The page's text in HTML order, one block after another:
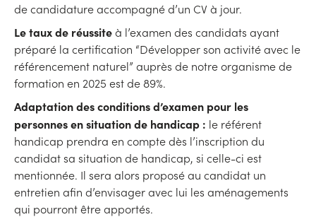
de candidature accompagné d’un CV à jour.
Le taux de réussiteà l’examen des candidats ayant
préparé la certification “Développer son activité avec le
référencement naturel” auprès de notre organisme de
formation en 2025 est de 89%.
Adaptation des conditions d’examen pour les
personnes en situation de handicap : le référent
handicap prendra en compte dès l’inscription du
candidat sa situation de handicap, si celle-ci est
mentionnée. Il sera alors proposé au candidat un
entretien afin d’envisager avec lui les aménagements
qui pourront être apportés.